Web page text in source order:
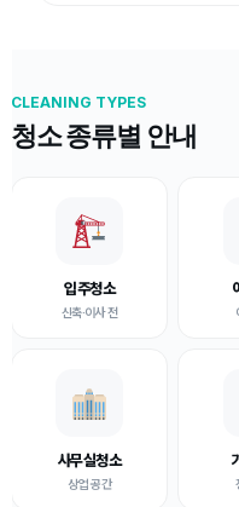
CLEANING TYPES
청소 종류별 안내
입주청소
신축·이사 전
사무실청소
상업 공간